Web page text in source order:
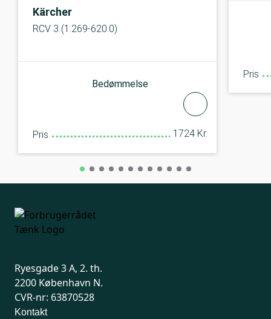
Kärcher
RCV 3 (1.269-620.0)
Bedømmelse
Pris 1724 Kr.
Pris
Ryesgade 3 A, 2. th.
2200 København N.
CVR-nr: 63870528
Kontakt